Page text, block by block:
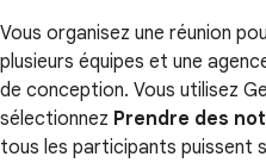
Vous organisez une réunion
plusieurs équipes et une
de conception. Vous utilisez
sélectionnez Prendre des
tous les participants puissent